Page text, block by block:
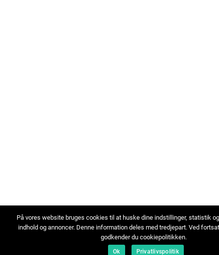
På vores website bruges cookies til at huske dine indstillinger, statistik
indhold og annoncer. Denne information deles med tredjepart. Ved
godkender du cookiepolitikken.
Ok Privatlivspolitik